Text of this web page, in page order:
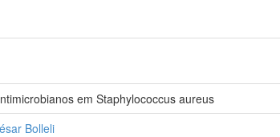
em Staphylococcus aureus
Bolleli